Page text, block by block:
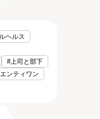
ヘルス
#上司と部下
ンティワン